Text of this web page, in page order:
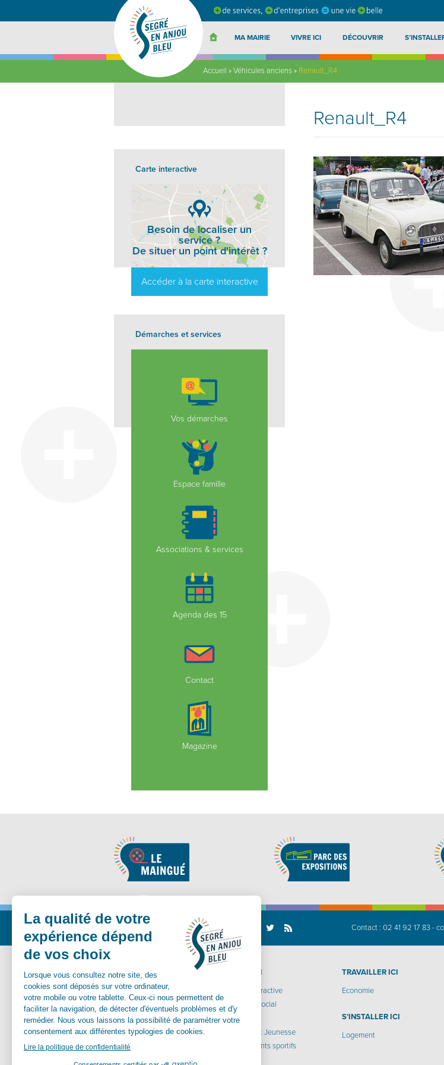
MA MAIRIE VIVRE ICI DÉCOUVRIR
Accueil »Véhicules anciens» Renault_R4
Renault_R4
Carte interactive
Besoin de localiser un
service ?
De situer un point d'intérêt ?
Accéder à la carte interactive
Démarches et services
Vos démarches
Espace famille
Associations & services
Agenda des 15
Contact
Magazine
Nous suivre Contact :02 41 92 17 83-
MA MAIRIE
Communes déléguées
Conseil Municipal
Vos démarches
Services municipaux
Urbanisme
VIVRE ICI
Carte interactive
Santé et social
Aînés
Enfance et Jeunesse
Equipements sportifs
TRAVAILLER ICI
Economie
S’INSTALLER ICI
Logement